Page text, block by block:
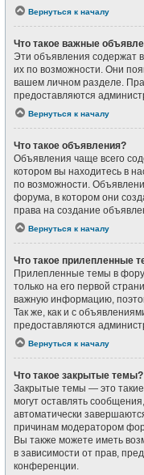
Вернуться к началу
Что такое важные
Эти объявления содержат
их по возможности. Они
вашем личном разделе.
предоставляются
Вернуться к началу
Что такое объявления?
Объявления чаще всего
котором вы находитесь в
по возможности.
форума, в котором они
права на создание
Вернуться к началу
Что такое прилепленные
Прилепленные темы в
только на его первой
важную информацию,
Так же, как и с
предоставляются
Вернуться к началу
Что такое закрытые темы?
Закрытые темы — это
могут оставлять
автоматически
причинам модератором
Вы также можете иметь
в зависимости от прав,
конференции.